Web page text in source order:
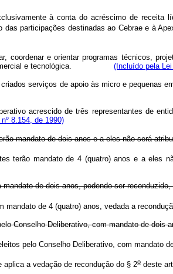
à conta do acréscimo de receita
das participações destinadas ao Cebrae e à
coordenar e orientar programas técnicos,
e tecnológica.
(Incluído pela
ser criados serviços de apoio às micro e
acrescido de três representantes de
8.154, de 1990)
mandato de dois anos e a eles não será
terão mandato de 4 (quatro)
um mandato de dois anos, podendo ser
um mandato de 4 (quatro) anos,
pelo Conselho Deliberativo, com
pelo Conselho Deliberativo, com mandato
a vedação de recondução do § 2o